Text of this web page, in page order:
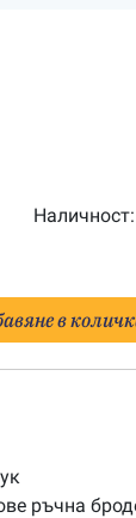
Наличност:
в
ръчна